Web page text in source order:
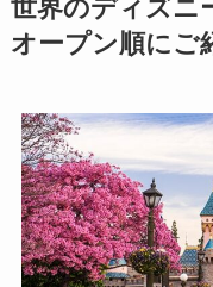
世界のディズニ
オープン順にご